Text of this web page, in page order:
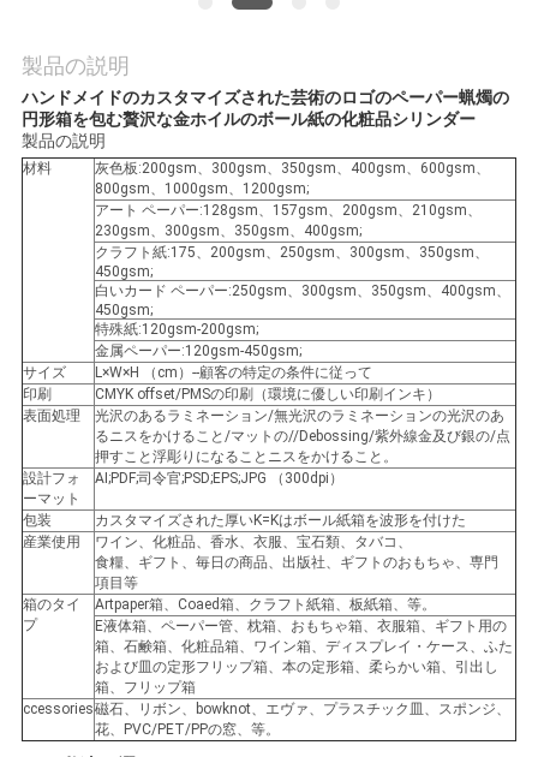
く
だ
さ
ー
引
を
め
製品の説明
ハンドメイドのカスタマイズされた芸術のロゴのペーパー蝋燭の
円形箱を包む贅沢な金ホイルのボール紙の化粧品シリンダー
製品の説明
材料
灰色板:200gsm、300gsm、350gsm、400gsm、600gsm、
800gsm、1000gsm、1200gsm;
アート ペーパー:128gsm、157gsm、200gsm、210gsm、
230gsm、300gsm、350gsm、400gsm;
クラフト紙:175、200gsm、250gsm、300gsm、350gsm、
450gsm;
白いカード ペーパー:250gsm、300gsm、350gsm、400gsm、
450gsm;
特殊紙:120gsm-200gsm;
金属ペーパー:120gsm-450gsm;
サイズ
L×W×H （cm）--顧客の特定の条件に従って
印刷
CMYK offset/PMSの印刷（環境に優しい印刷インキ）
表面処理
光沢のあるラミネーション/無光沢のラミネーションの光沢のあ
るニスをかけること/マットの//Debossing/紫外線金及び銀の/点
押すこと浮彫りになることニスをかけること。
設計フォ
ーマット
AI;PDF;司令官;PSD;EPS;JPG （300dpi）
包装
カスタマイズされた厚いK=Kはボール紙箱を波形を付けた
産業使用
ワイン、化粧品、香水、衣服、宝石類、タバコ、
食糧、ギフト、毎日の商品、出版社、ギフトのおもちゃ、専門
項目等
箱のタイ
プ
Artpaper箱、Coaed箱、クラフト紙箱、板紙箱、等。
E液体箱、ペーパー管、枕箱、おもちゃ箱、衣服箱、ギフト用の
箱、石鹸箱、化粧品箱、ワイン箱、ディスプレイ・ケース、ふた
および皿の定形フリップ箱、本の定形箱、柔らかい箱、引出し
箱、フリップ箱
ccessories磁石、リボン、bowknot、エヴァ、プラスチック皿、スポンジ、
花、PVC/PET/PPの窓、等。